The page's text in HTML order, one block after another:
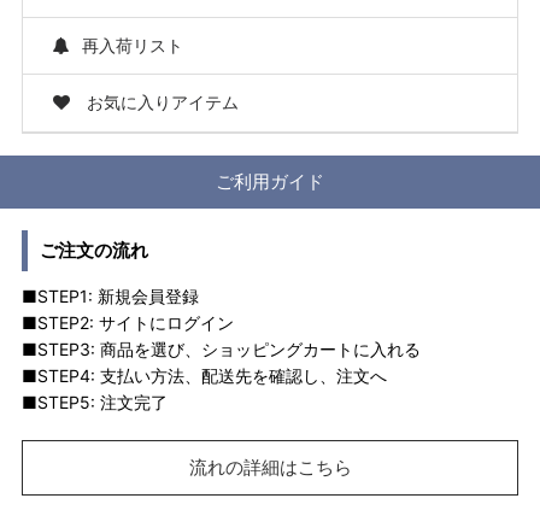
再入荷リスト
お気に入りアイテム
ご利用ガイド
ご注文の流れ
■STEP1: 新規会員登録
■STEP2: サイトにログイン
■STEP3: 商品を選び、ショッピングカートに入れる
■STEP4: 支払い方法、配送先を確認し、注文へ
■STEP5: 注文完了
流れの詳細はこちら